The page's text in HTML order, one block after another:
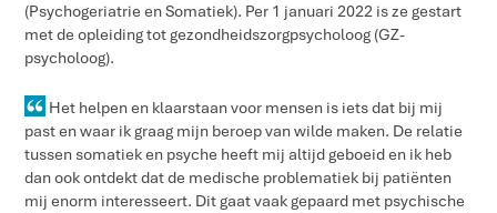
(Psychogeriatrie en Somatiek). Per 1 januari 2022 is ze gestart
met de opleiding tot gezondheidszorgpsycholoog (GZ-
psycholoog).
Het helpen en klaarstaan voor mensen is iets dat bij mij
past en waar ik graag mijn beroep van wilde maken. De relatie
tussen somatiek en psyche heeft mij altijd geboeid en ik heb
dan ook ontdekt dat de medische problematiek bij patiënten
mij enorm interesseert. Dit gaat vaak gepaard met psychische